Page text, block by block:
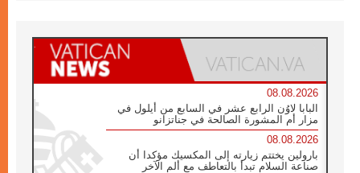
08.08.2026
البابا لاوُن الرابع عشر في السابع من أيلول في
مزار أم المشورة الصالحة في جناتزانو
08.08.2026
بارولين يختتم زيارته إلى المكسيك مؤكدا أن
صناعة السلام تبدأ بالتعاطف مع ألم الآخر